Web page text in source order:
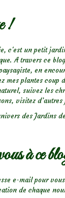
!
c'est un petit
A travers ce
en
mes plantes coup
suivez les
visitez d’autres
des Jardins
à ce
e-mail pour
de chaque